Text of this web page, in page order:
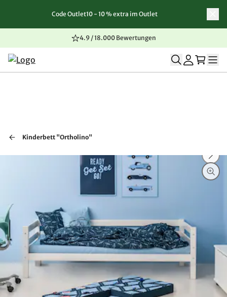
Zum Inhalt springen
Zur Navigation springen
Zum Seitenende springen
Code Outlet10 - 10 % extra im Outlet
4.9 / 18.000 Bewertungen
Kinderbett "Ortholino"